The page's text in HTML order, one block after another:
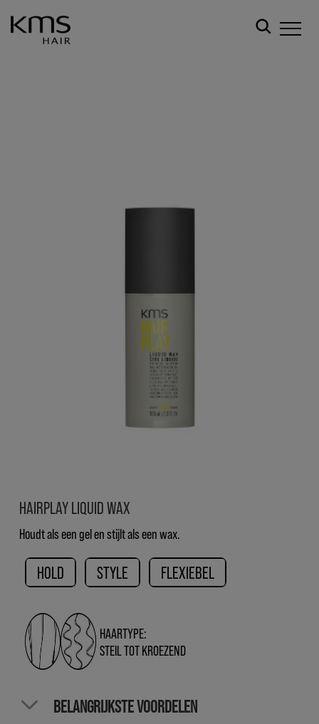
HAIRPLAY LIQUID WAX
Houdt als een gel en stijlt als een wax.
HOLD STYLE FLEXIEBEL
HAARTYPE:
STEIL TOT KROEZEND
BELANGRIJKSTE VOORDELEN